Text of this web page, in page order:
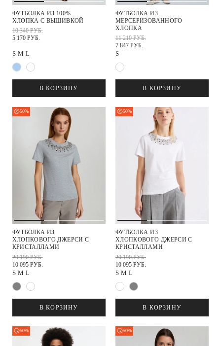
ФУТБОЛКА ИЗ 100%
ХЛОПКА С ВЫШИВКОЙ
10 340 РУБ.
5 170 РУБ.
S M L
В КОРЗИНУ
ФУТБОЛКА ИЗ
МЕРСЕРИЗОВАННОГО
ХЛОПКА
11 210 РУБ.
7 847 РУБ.
S
В КОРЗИНУ
50%
ФУТБОЛКА ИЗ
ХЛОПКОВОГО ДЖЕРСИ С
КРИСТАЛЛАМИ
20 190 РУБ.
10 095 РУБ.
S M L
В КОРЗИНУ
50%
ФУТБОЛКА ИЗ
ХЛОПКОВОГО ДЖЕРСИ С
КРИСТАЛЛАМИ
20 190 РУБ.
10 095 РУБ.
S M L
В КОРЗИНУ
50% 50%